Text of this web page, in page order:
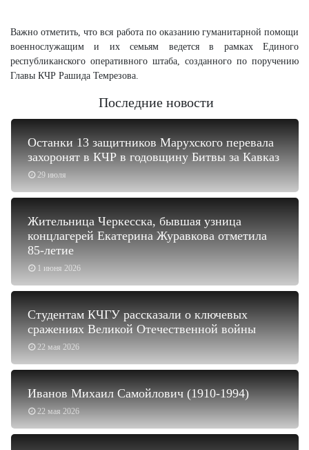
Важно отметить, что вся работа по оказанию гуманитарной помощи
военнослужащим и их семьям ведется в рамках Единого
республиканского оперативного штаба, созданного по поручению
Главы КЧР Рашида Темрезова.
Последние новости
29 июля
Останки 13 защитников Марухского перевала
захоронят в КЧР в годовщину Битвы за Кавказ
1 июня 2026
Жительница Черкесска, бывшая узница
концлагерей Екатерина Журавкова отметила
85-летие
22 мая 2026
Студентам КЧГУ рассказали о ключевых
сражениях Великой Отечественной войны
22 мая 2026
Иванов Михаил Самойлович (1910-1994)